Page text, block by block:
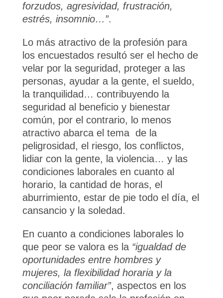
forzudos, agresividad, frustración,
estrés, insomnio…”.
Lo más atractivo de la profesión para
los encuestados resultó ser el hecho de
velar por la seguridad, proteger a las
personas, ayudar a la gente, el sueldo,
la tranquilidad… contribuyendo la
seguridad al beneficio y bienestar
común, por el contrario, lo menos
atractivo abarca el tema de la
peligrosidad, el riesgo, los conflictos,
lidiar con la gente, la violencia… y las
condiciones laborales en cuanto al
horario, la cantidad de horas, el
aburrimiento, estar de pie todo el día, el
cansancio y la soledad.
En cuanto a condiciones laborales lo
que peor se valora es la “igualdad de
oportunidades entre hombres y
mujeres, la flexibilidad horaria y la
conciliación familiar”, aspectos en los